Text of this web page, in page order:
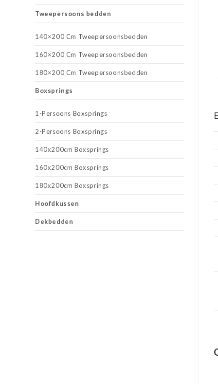
Tweepersoons bedden
140×200 Cm Tweepersoonsbedden
160×200 Cm Tweepersoonsbedden
180×200 Cm Tweepersoonsbedden
Boxsprings
1-Persoons Boxsprings
2-Persoons Boxsprings
140x200cm Boxsprings
160x200cm Boxsprings
180x200cm Boxsprings
Hoofdkussen
Dekbedden